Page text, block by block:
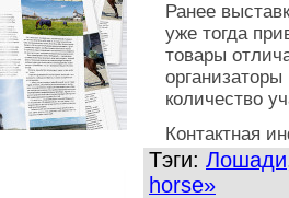
Ранее
уже тогда
товары
количество
Контактная
Тэги: Лошади
horse»